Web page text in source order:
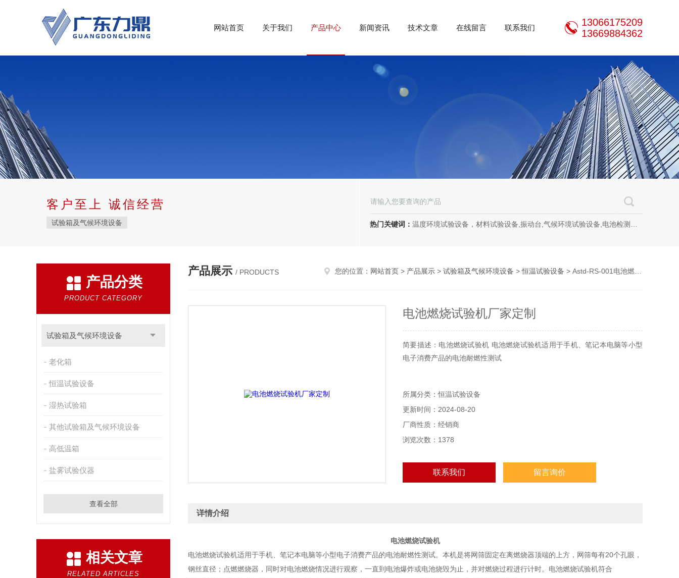
网站首页 关于我们 产品中心 新闻资讯 技术文章 在线留言 联系我们
13066175209
13669884362
客户至上 诚信经营
试验箱及气候环境设备 热门关键词： 温度环境试验设备，材料试验设备,振动台,气候环境试验设备,电池检测设备,
产品分类
PRODUCT CATEGORY
试验箱及气候环境设备
老化箱
恒温试验设备
湿热试验箱
其他试验箱及气候环境设备
高低温箱
盐雾试验仪器
查看全部
相关文章
RELATED ARTICLES
产品展示 / PRODUCTS 您的位置： 网站首页 > 产品展示 > 试验箱及气候环境设备 >恒温试验设备 > Astd-RS-001电池燃烧试验机厂家定制
电池燃烧试验机厂家定制
简要描述：电池燃烧试验机 电池燃烧试验机适用于手机、笔记本电脑等小型
电子消费产品的电池耐燃性测试
所属分类：恒温试验设备
更新时间：2024-08-20
厂商性质：经销商
浏览次数：1378
联系我们 留言询价
详情介绍
电池燃烧试验机
电池燃烧试验机适用于手机、笔记本电脑等小型电子消费产品的电池耐燃性测试。本机是将网筛固定在离燃烧器顶端的上方，网筛每有20个孔眼，
钢丝直径；点燃燃烧器，同时对电池燃烧情况进行观察，一直到电池爆炸或电池烧毁为止，并对燃烧过程进行计时。电池燃烧试验机符合